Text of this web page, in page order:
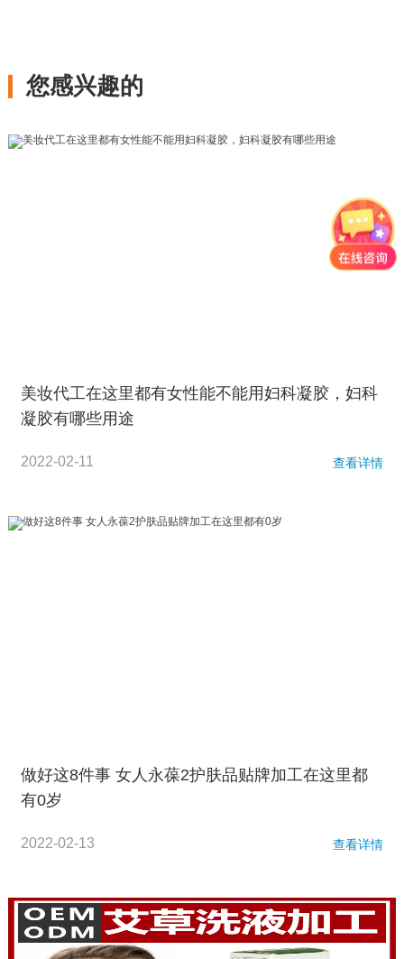
您感兴趣的
美妆代工在这里都有女性能不能用妇科凝胶，妇科
凝胶有哪些用途
2022-02-11 查看详情
做好这8件事 女人永葆2护肤品贴牌加工在这里都
有0岁
2022-02-13 查看详情